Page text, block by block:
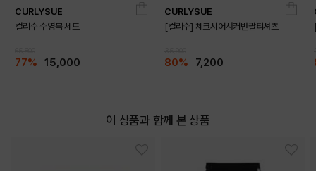
CURLYSUE
컬리수 수영복 세트
77% 15,000
CURLYSUE
[컬리수] 체크시어서커반팔티셔츠
80% 7,200
이 상품과 함께 본 상품